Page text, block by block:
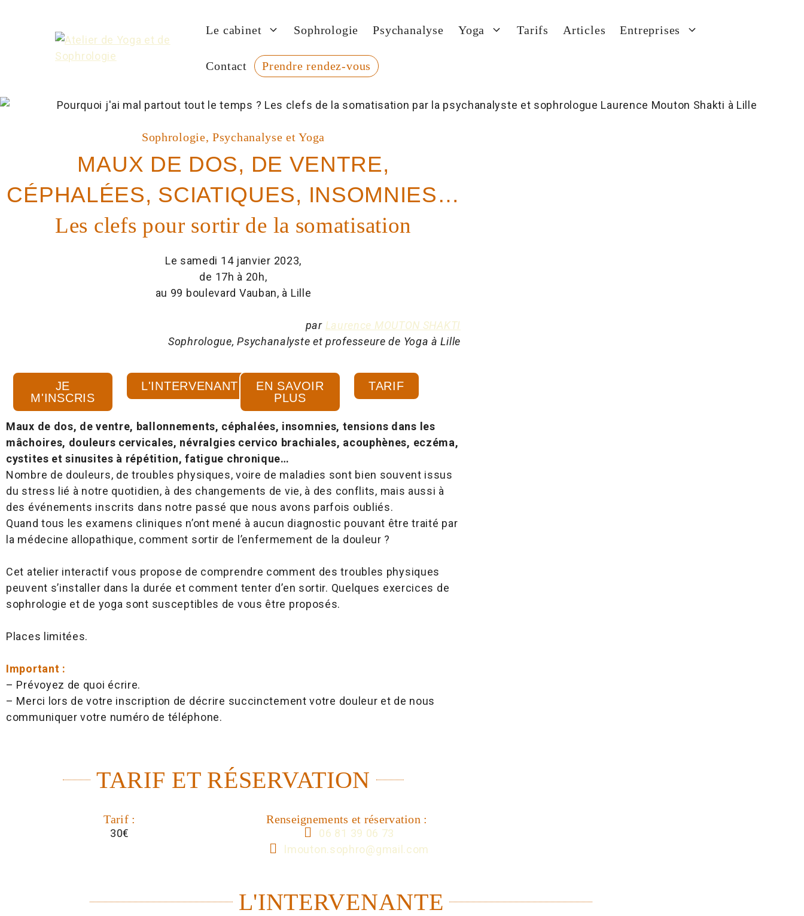
Le cabinet Sophrologie Psychanalyse Yoga Tarifs Articles Entreprises
Contact Prendre rendez-vous
Sophrologie, Psychanalyse et Yoga
MAUX DE DOS, DE VENTRE,
CÉPHALÉES, SCIATIQUES, INSOMNIES…
Les clefs pour sortir de la somatisation
Le samedi 14 janvier 2023,
de 17h à 20h,
au 99 boulevard Vauban, à Lille
par Laurence MOUTON SHAKTI
Sophrologue, Psychanalyste et professeure de Yoga à Lille
JE
M'INSCRIS
L'INTERVENANT
EN SAVOIR
PLUS
TARIF
Maux de dos, de ventre, ballonnements, céphalées, insomnies, tensions dans les
mâchoires, douleurs cervicales, névralgies cervico brachiales, acouphènes, eczéma,
cystites et sinusites à répétition, fatigue chronique…
Nombre de douleurs, de troubles physiques, voire de maladies sont bien souvent issus
du stress lié à notre quotidien, à des changements de vie, à des conflits, mais aussi à
des événements inscrits dans notre passé que nous avons parfois oubliés.
Quand tous les examens cliniques n’ont mené à aucun diagnostic pouvant être traité par
la médecine allopathique, comment sortir de l’enfermement de la douleur ?
Cet atelier interactif vous propose de comprendre comment des troubles physiques
peuvent s’installer dans la durée et comment tenter d’en sortir. Quelques exercices de
sophrologie et de yoga sont susceptibles de vous être proposés.
Places limitées.
Important :
– Prévoyez de quoi écrire.
– Merci lors de votre inscription de décrire succinctement votre douleur et de nous
communiquer votre numéro de téléphone.
TARIF ET RÉSERVATION
Tarif :
30€
Renseignements et réservation :
06 81 39 06 73
lmouton.sophro@gmail.com
L'INTERVENANTE